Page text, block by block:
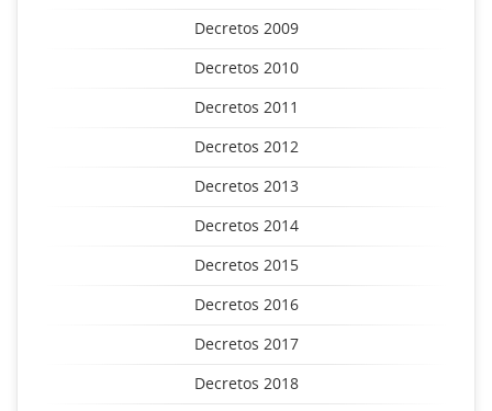
Decretos 2009
Decretos 2010
Decretos 2011
Decretos 2012
Decretos 2013
Decretos 2014
Decretos 2015
Decretos 2016
Decretos 2017
Decretos 2018